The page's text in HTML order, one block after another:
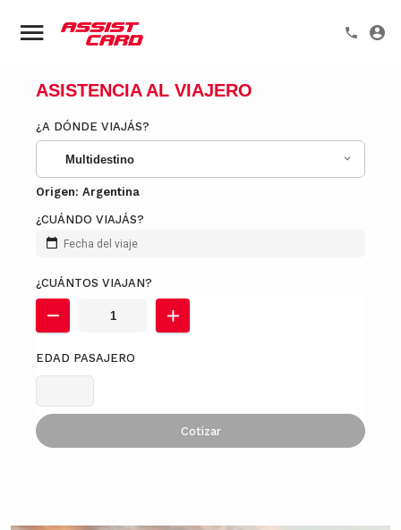
ASISTENCIA AL VIAJERO
¿A DÓNDE VIAJÁS?
Multidestino
Origen: Argentina
¿CUÁNDO VIAJÁS?
Fecha del viaje
¿CUÁNTOS VIAJAN?
EDAD PASAJERO
Cotizar